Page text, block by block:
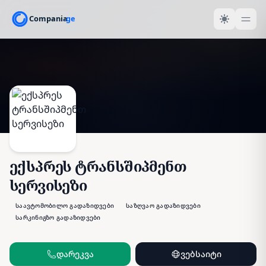
ექსპრეს ტრანსშიპმენთ
სერვისეზი
საავტომობილო გადაზიდვები
საზღვაო გადაზიდვები
სარკინიგზო გადაზიდვები
დარეკვა ვებსაიტი